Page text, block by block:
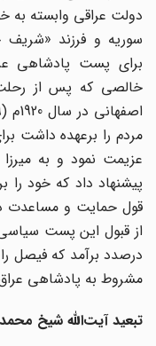
دولت عراقی وابسته به
سوریه و فرزند «شریف
برای پست پادشاهی
خالصی که پس از
مردم را برعهده داشت
عزیمت نمود و به میرزا
پیشنهاد داد که خود را
قول حمایت و مساعدت
از قبول این پست سیاسی
درصدد برآمد که فیصل
مشروط به پادشاهی عراق
تبعید آیت‌الله شیخ محمد